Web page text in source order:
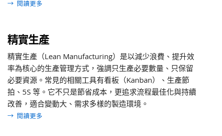
→ 閱讀更多
精實生產
精實生產（Lean Manufacturing）是以減少浪費、提升效
率為核心的生產管理方式，強調只生產必要數量、只保留
必要資源。常見的相關工具有看板（Kanban）、生產節
拍、5S 等。它不只是節省成本，更追求流程最佳化與持續
改善，適合變動大、需求多樣的製造環境。
→ 閱讀更多